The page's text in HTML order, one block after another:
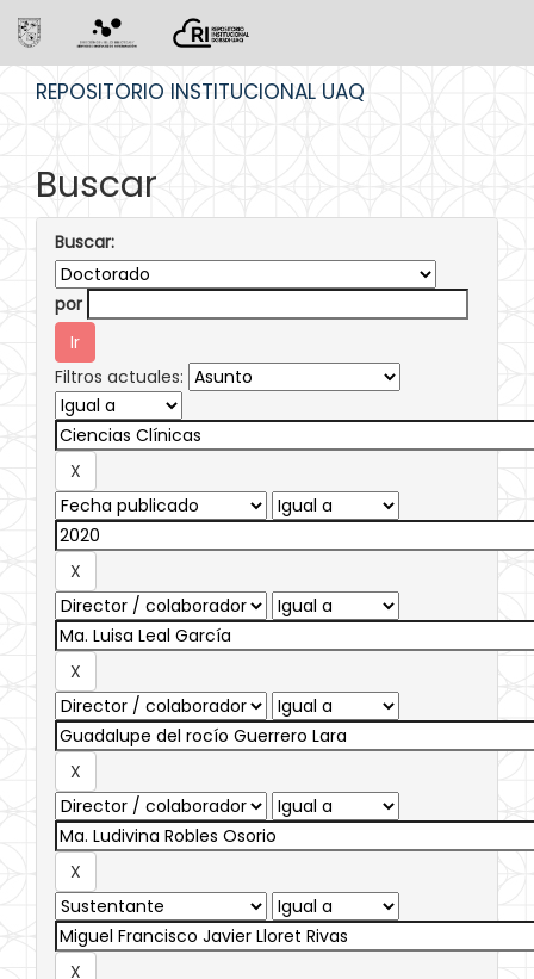
REPOSITORIO INSTITUCIONAL UAQ
Buscar
Buscar:
por
Filtros actuales: